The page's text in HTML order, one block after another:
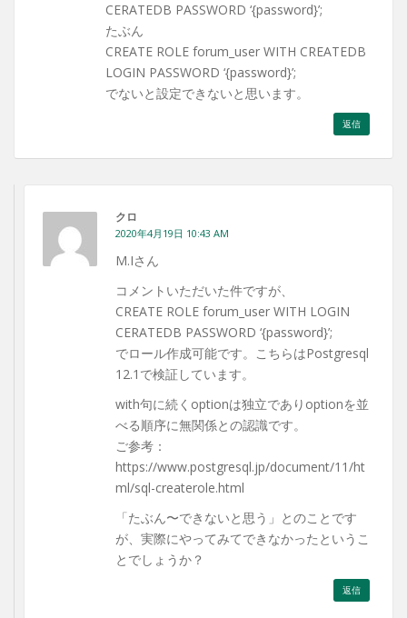
CERATEDB PASSWORD ‘{password}’;
たぶん
CREATE ROLE forum_user WITH CREATEDB
LOGIN PASSWORD ‘{password}’;
でないと設定できないと思います。
返信
クロ
2020年4月19日 10:43 AM
M.Iさん
コメントいただいた件ですが、
CREATE ROLE forum_user WITH LOGIN
CERATEDB PASSWORD ‘{password}’;
でロール作成可能です。こちらはPostgresql
12.1で検証しています。
with句に続くoptionは独立でありoptionを並
べる順序に無関係との認識です。
ご参考：
https://www.postgresql.jp/document/11/ht
ml/sql-createrole.html
「たぶん〜できないと思う」とのことです
が、実際にやってみてできなかったというこ
とでしょうか？
返信